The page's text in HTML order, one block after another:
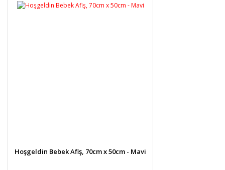
Hoşgeldin Bebek Afiş, 70cm x 50cm - Mavi